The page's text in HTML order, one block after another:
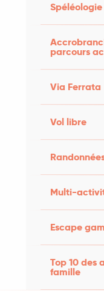
Spéléologie
parcours
Via Ferrata
Vol libre
Multi-
Escape
Top 10 des
famille
!